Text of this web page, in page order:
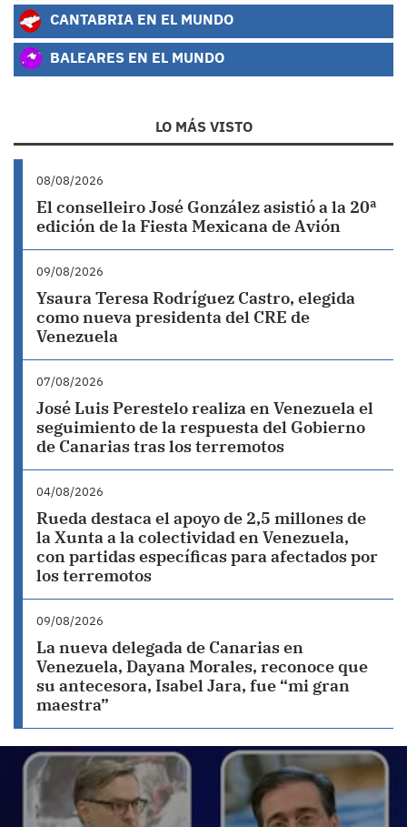
CANTABRIA EN EL MUNDO
BALEARES EN EL MUNDO
LO MÁS VISTO
08/08/2026
El conselleiro José González asistió a la 20ª
edición de la Fiesta Mexicana de Avión
09/08/2026
Ysaura Teresa Rodríguez Castro, elegida
como nueva presidenta del CRE de
Venezuela
07/08/2026
José Luis Perestelo realiza en Venezuela el
seguimiento de la respuesta del Gobierno
de Canarias tras los terremotos
04/08/2026
Rueda destaca el apoyo de 2,5 millones de
la Xunta a la colectividad en Venezuela,
con partidas específicas para afectados por
los terremotos
09/08/2026
La nueva delegada de Canarias en
Venezuela, Dayana Morales, reconoce que
su antecesora, Isabel Jara, fue “mi gran
maestra”